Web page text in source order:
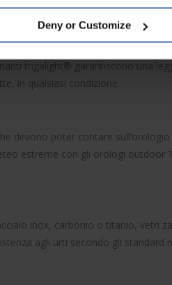
Deny or Customize
24 ore su 24
trigalight® garantiscono una
in qualsiasi condizione.
devono poter contare
estreme con gli orologi outdoor
inox, carbonio o titanio,
agli urti secondo gli standard